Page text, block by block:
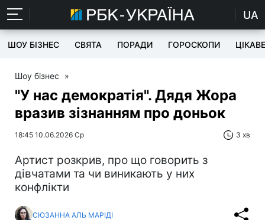
UA
ШОУ БІЗНЕС СВЯТА ПОРАДИ ГОРОСКОПИ ЦІКАВЕ
Шоу бізнес »
"У нас демократія". Дядя Жора
вразив зізнанням про доньок
18:45 10.06.2026 Ср 3 хв
Артист розкрив, про що говорить з
дівчатами та чи виникають у них
конфлікти
СЮЗАННА АЛЬ МАРІДІ